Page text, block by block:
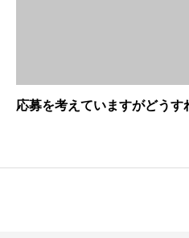
応募を考えていますがどうす